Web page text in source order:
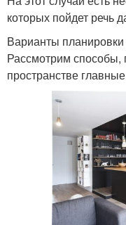
которых пойдет речь
Варианты
Рассмотрим способы,
пространстве